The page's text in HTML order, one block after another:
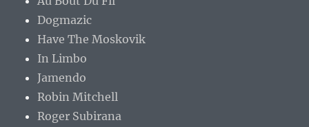
Dogmazic
Have The Moskovik
In Limbo
Jamendo
Robin Mitchell
Roger Subirana